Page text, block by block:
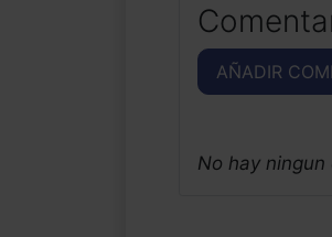
AÑADIR
No hay